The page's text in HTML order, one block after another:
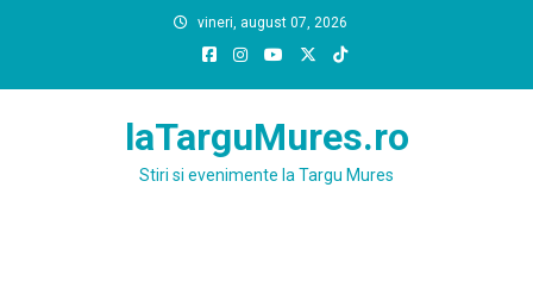
vineri, august 07, 2026
laTarguMures.ro
Stiri si evenimente la Targu Mures